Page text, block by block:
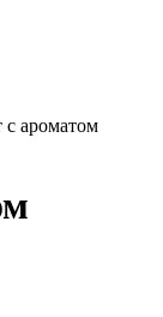
с ароматом